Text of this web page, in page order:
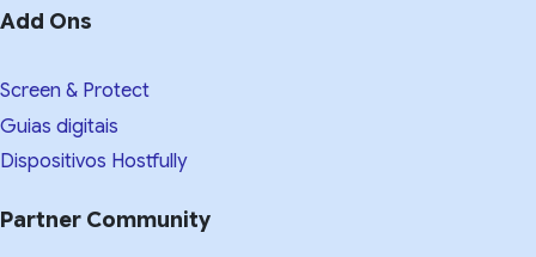
Add Ons
Screen & Protect
Guias digitais
Dispositivos Hostfully
Partner Community